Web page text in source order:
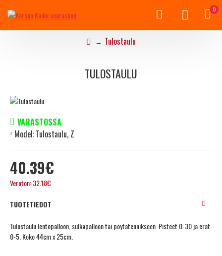
0
Tulostaulu
TULOSTAULU
40.39€
Veroton: 32.18€
VARASTOSSA
Model:Tulostaulu, Z
TUOTETIEDOT
Tulostaulu lentopalloon, sulkapalloon tai pöytätennikseen. Pisteet 0-30 ja erät
0-5. Koko 44cm x 25cm.